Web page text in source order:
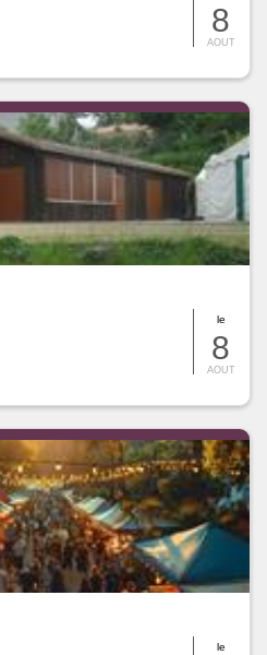
8
AOUT
le
8
AOUT
le